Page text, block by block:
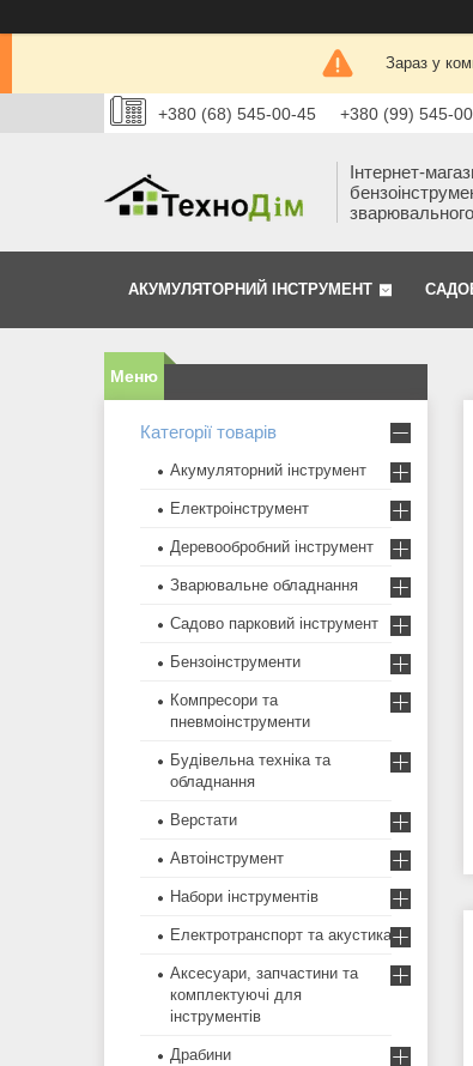
Зараз у
+380 (68) 545-00-45 +380 (99) 545-
Інтернет-
АКУМУЛЯТОРНИЙ ІНСТРУМЕНТ
Категорії товарів
Акумуляторний інструмент
Електроінструмент
Деревообробний інструмент
Зварювальне обладнання
Садово парковий інструмент
Бензоінструменти
Компресори та
пневмоінструменти
Будівельна техніка та
обладнання
Верстати
Автоінструмент
Набори інструментів
Електротранспорт та акустика
Аксесуари, запчастини та
комплектуючі для
інструментів
Драбини